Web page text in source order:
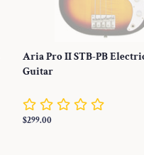
Aria Pro II STB-PB
Guitar
Normaler
$299.00